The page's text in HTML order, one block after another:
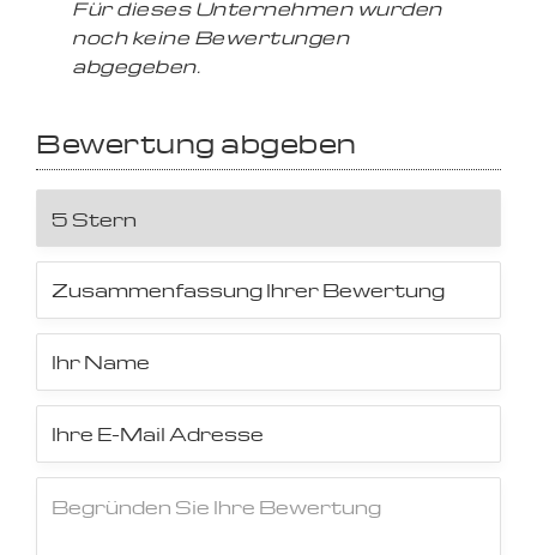
Für dieses Unternehmen wurden
noch keine Bewertungen
abgegeben.
Bewertung abgeben